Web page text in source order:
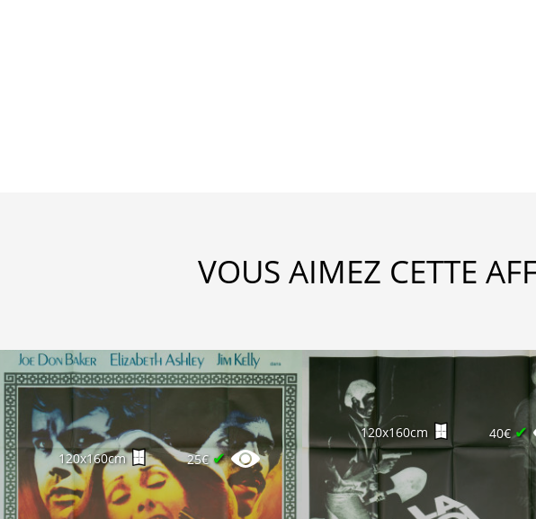
VOUS AIMEZ CETTE
120x160cm 25€ ✔
120x160cm 40€✔